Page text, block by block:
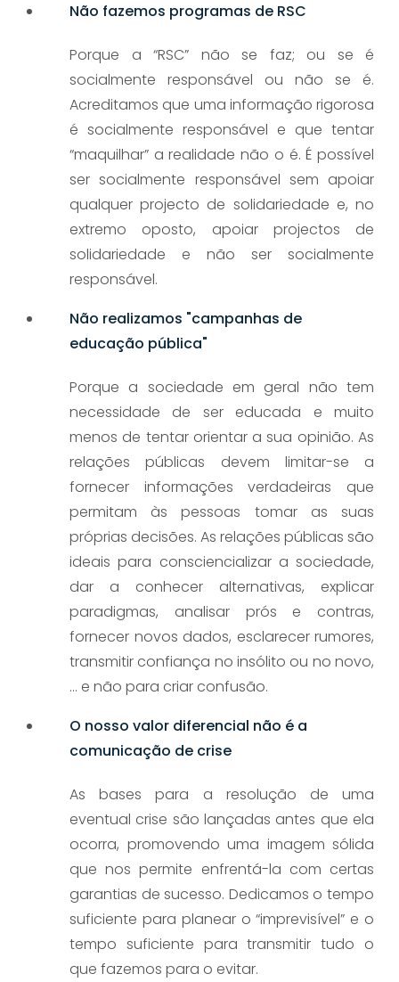
Não fazemos programas de RSC
Porque a “RSC” não se faz; ou se é
socialmente responsável ou não se é.
Acreditamos que uma informação rigorosa
é socialmente responsável e que tentar
“maquilhar” a realidade não o é. É possível
ser socialmente responsável sem apoiar
qualquer projecto de solidariedade e, no
extremo oposto, apoiar projectos de
solidariedade e não ser socialmente
responsável.
Não realizamos "campanhas de
educação pública"
Porque a sociedade em geral não tem
necessidade de ser educada e muito
menos de tentar orientar a sua opinião. As
relações públicas devem limitar-se a
fornecer informações verdadeiras que
permitam às pessoas tomar as suas
próprias decisões. As relações públicas são
ideais para consciencializar a sociedade,
dar a conhecer alternativas, explicar
paradigmas, analisar prós e contras,
fornecer novos dados, esclarecer rumores,
transmitir confiança no insólito ou no novo,
… e não para criar confusão.
O nosso valor diferencial não é a
comunicação de crise
As bases para a resolução de uma
eventual crise são lançadas antes que ela
ocorra, promovendo uma imagem sólida
que nos permite enfrentá-la com certas
garantias de sucesso. Dedicamos o tempo
suficiente para planear o “imprevisível” e o
tempo suficiente para transmitir tudo o
que fazemos para o evitar.